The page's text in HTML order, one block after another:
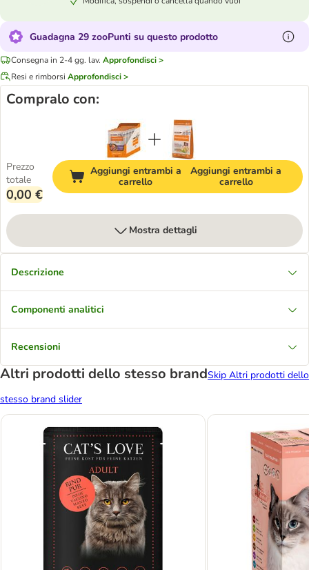
Guadagna 29 zooPunti su questo prodotto
Consegna in 2-4 gg. lav. Approfondisci >
Resi e rimborsi Approfondisci >
Compralo con:
Prezzo
totale
0,00 €
Aggiungi entrambi a
carrello
Aggiungi entrambi a
carrello
Mostra dettagli
Descrizione
Componenti analitici
Recensioni
Altri prodotti dello stesso brandSkip Altri prodotti dello
stesso brand slider